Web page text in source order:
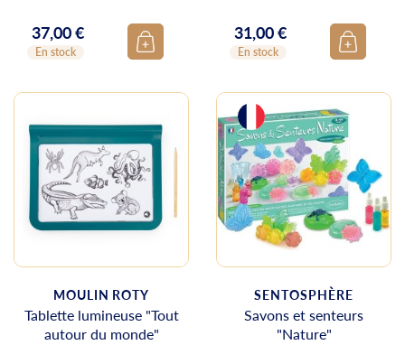
Prix
37,00 €
En stock
Prix
31,00 €
En stock
MOULIN ROTY
Tablette lumineuse "Tout
autour du monde"
SENTOSPHÈRE
Savons et senteurs
"Nature"